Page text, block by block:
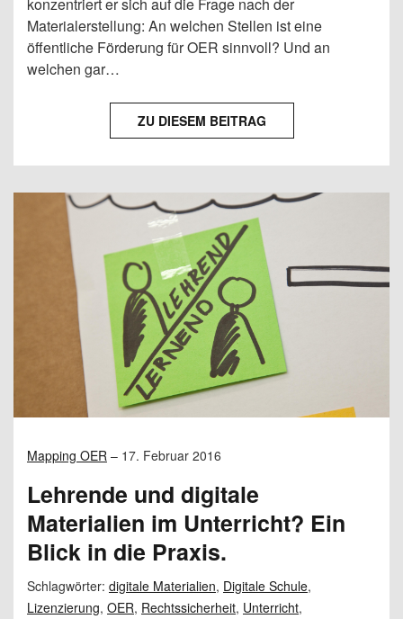
Materialerstellung: An welchen Stellen ist eine
öffentliche Förderung für OER sinnvoll? Und an
welchen gar…
ZU DIESEM BEITRAG
Mapping OER – 17. Februar 2016
Lehrende und digitale
Materialien im Unterricht? Ein
Blick in die Praxis.
Schlagwörter: digitale Materialien, Digitale Schule,
Lizenzierung, OER, Rechtssicherheit, Unterricht,